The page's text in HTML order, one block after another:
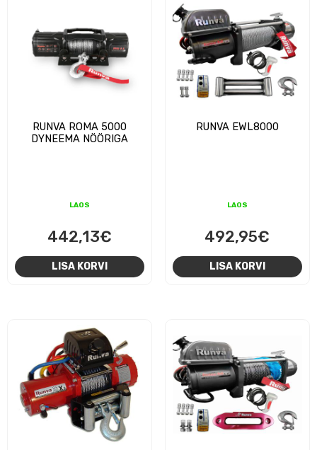
RUNVA ROMA 5000
DYNEEMA NÖÖRIGA
LAOS
442,13€
LISA KORVI
RUNVA EWL8000
LAOS
492,95€
LISA KORVI